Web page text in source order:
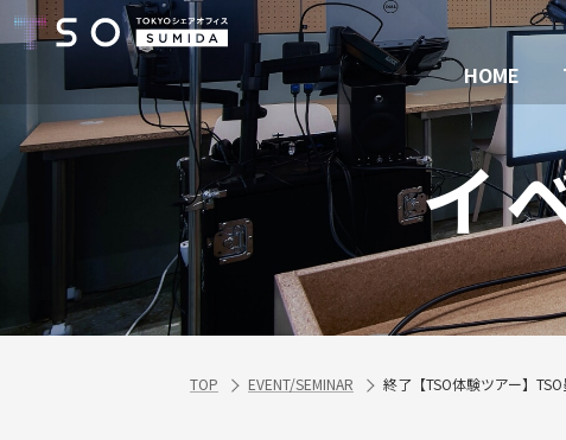
HOME
イ
TOP EVENT/SEMINAR 終了【TSO体験ツアー】TSO